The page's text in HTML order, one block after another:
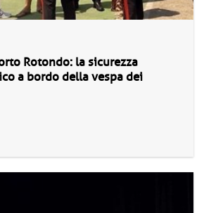
Rotondo: la sicurezza
a bordo della vespa dei